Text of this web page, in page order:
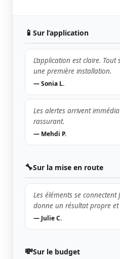
📱 Sur l’application
L’application est claire.
une première installation.
— Sonia L.
Les alertes arrivent
rassurant.
— Mehdi P.
🔧Sur la mise en route
Les éléments se connectent
donne un résultat propre et
— Julie C.
💸Sur le budget